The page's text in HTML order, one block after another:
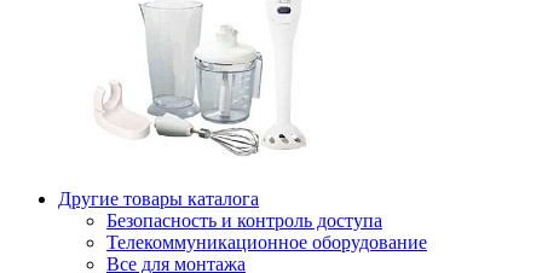
Другие товары каталога
Безопасность и контроль доступа
Телекоммуникационное оборудование
Все для монтажа